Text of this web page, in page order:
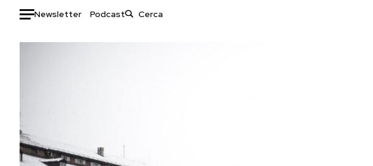
Newsletter Podcast
Tecnologia